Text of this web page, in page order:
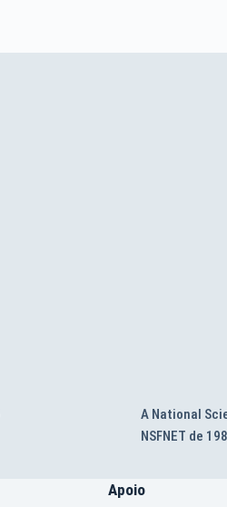
A National
NSFNET de
Apoio